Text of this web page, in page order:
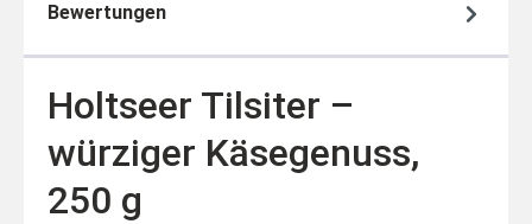
Bewertungen
Holtseer Tilsiter –
würziger Käsegenuss,
250 g